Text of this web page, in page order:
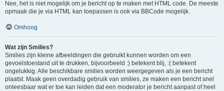
Nee, het is niet mogelijk om je bericht op te maken met HTML code. De meeste
opmaak die je via HTML kan toepassen is ook via BBCode mogelijk.
Omhoog
Wat zijn Smilies?
Smilies zijn kleine afbeeldingen die gebruikt kunnen worden om een
gevoelstoestand uit te drukken, bijvoorbeeld :) betekent blij, :( betekent
ongelukkig. Alle beschikbare smilies worden weergegeven als je een bericht
plaatst. Maak geen overdadig gebruik van smilies, ze maken een bericht snel
onleesbaar wat er toe kan leiden dat een moderator je bericht aanpast of heel